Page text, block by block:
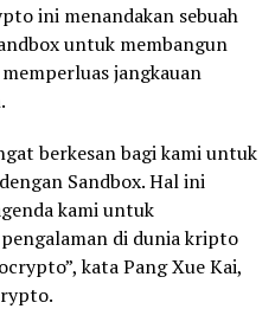
ini menandakan sebuah
untuk membangun
jangkauan
berkesan bagi kami untuk
Sandbox. Hal ini
kami untuk
di dunia kripto
kata Pang Xue Kai,